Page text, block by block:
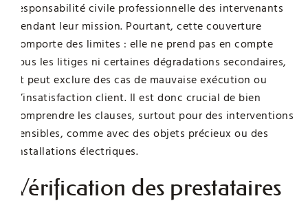
responsabilité civile professionnelle des intervenants
pendant leur mission. Pourtant, cette couverture
comporte des limites : elle ne prend pas en compte
tous les litiges ni certaines dégradations secondaires,
et peut exclure des cas de mauvaise exécution ou
d’insatisfaction client. Il est donc crucial de bien
comprendre les clauses, surtout pour des interventions
sensibles, comme avec des objets précieux ou des
installations électriques.
Vérification des prestataires